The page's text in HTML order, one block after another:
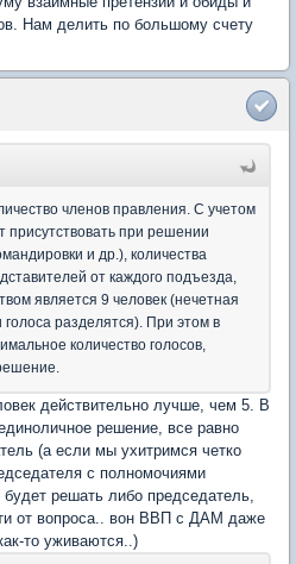
Нам делить по большому счету
членов правления. С учетом
присутствовать при решении
и др.), количества
от каждого подъезда,
является 9 человек (нечетная
разделятся). При этом в
количество голосов,
действительно лучше, чем 5. В
решение, все равно
(а если мы ухитримся четко
с полномочиями
будет решать либо председатель,
от вопроса.. вон ВВП с ДАМ даже
то уживаются..)